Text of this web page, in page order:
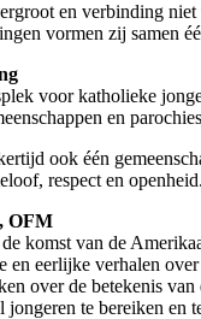
en verbinding
vormen zij samen
voor katholieke
en
ook één
respect en
OFM
komst van de
eerlijke verhalen
over de betekenis
te bereiken en